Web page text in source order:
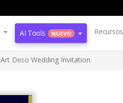
AI Tools NUEVO Recursos
Art Deco Wedding Invitation